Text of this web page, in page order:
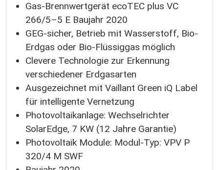
Gas-Brennwertgerät ecoTEC plus VC
266/5–5 E Baujahr 2020
GEG-sicher, Betrieb mit Wasserstoff, Bio-
Erdgas oder Bio-Flüssiggas möglich
Clevere Technologie zur Erkennung
verschiedener Erdgasarten
Ausgezeichnet mit Vaillant Green iQ Label
für intelligente Vernetzung
Photovoltaikanlage: Wechselrichter
SolarEdge, 7 KW (12 Jahre Garantie)
Photovoltaik Module: Modul-Typ: VPV P
320/4 M SWF